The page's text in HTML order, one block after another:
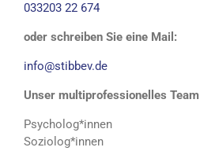
033203 22 674
oder schreiben Sie eine Mail:
info@stibbev.de
Unser multiprofessionelles
Psycholog*innen
Soziolog*innen